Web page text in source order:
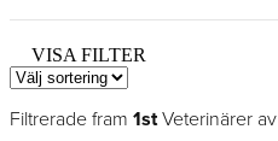
VISA FILTER
Filtrerade fram 1stVeterinärer av